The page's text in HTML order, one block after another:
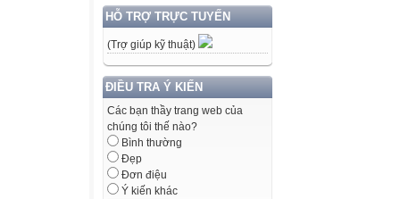
HỖ TRỢ TRỰC TUYẾN
(Trợ giúp kỹ thuật)
ĐIỀU TRA Ý KIẾN
Các bạn thầy trang web của
chúng tôi thế nào?
Bình thường
Đẹp
Đơn điệu
Ý kiến khác